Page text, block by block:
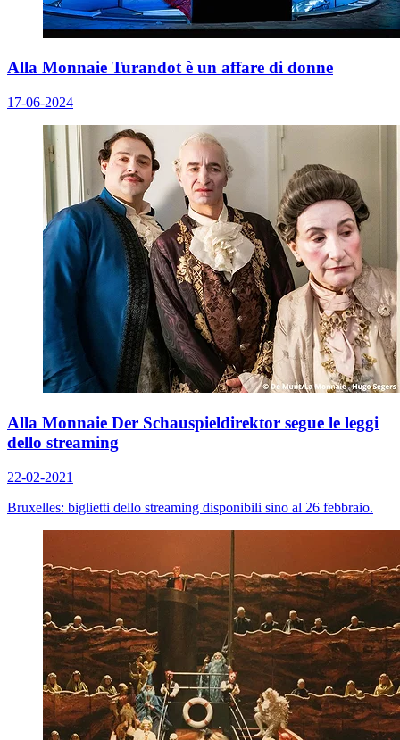
Alla Monnaie Turandot è un affare di donne
17-06-2024
Alla Monnaie Der Schauspieldirektor segue le leggi
dello streaming
22-02-2021
Bruxelles: biglietti dello streaming disponibili sino al 26 febbraio.